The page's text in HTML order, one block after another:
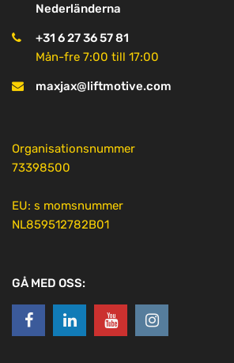
Nederländerna
+31 6 27 36 57 81
Mån-fre 7:00 till 17:00
maxjax@liftmotive.com
Organisationsnummer
73398500
EU: s momsnummer
NL859512782B01
GÅ MED OSS: